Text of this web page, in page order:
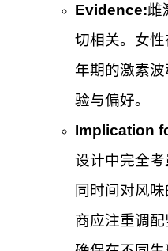
Evidence:雌
切相关。女
年期的激素
验与偏好。
Implication
设计中完全
同时间对风
商应注重调